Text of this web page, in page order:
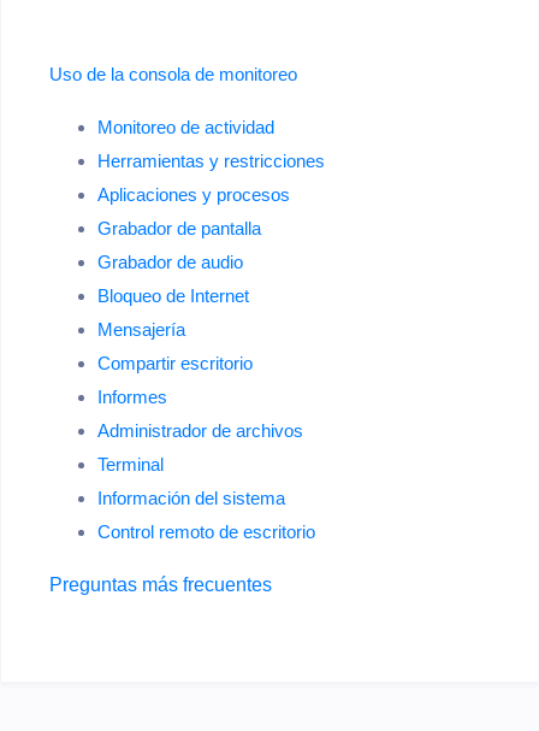
Uso de la consola de monitoreo
Monitoreo de actividad
Herramientas y restricciones
Aplicaciones y procesos
Grabador de pantalla
Grabador de audio
Bloqueo de Internet
Mensajería
Compartir escritorio
Informes
Administrador de archivos
Terminal
Información del sistema
Control remoto de escritorio
Preguntas más frecuentes